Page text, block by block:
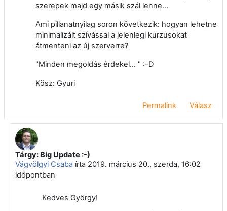
szerepek majd egy másik szál lenne...
Ami pillanatnyilag soron következik: hogyan lehetne
minimalizált szívással a jelenlegi kurzusokat
átmenteni az új szerverre?
"Minden megoldás érdekel... " :-D
Kösz: Gyuri
Permalink Válasz
Válasz erre: Hábel György
Tárgy: Big Update :-)
Vágvölgyi Csabaírta 2019. március 20., szerda, 16:02
időpontban
Kedves György!